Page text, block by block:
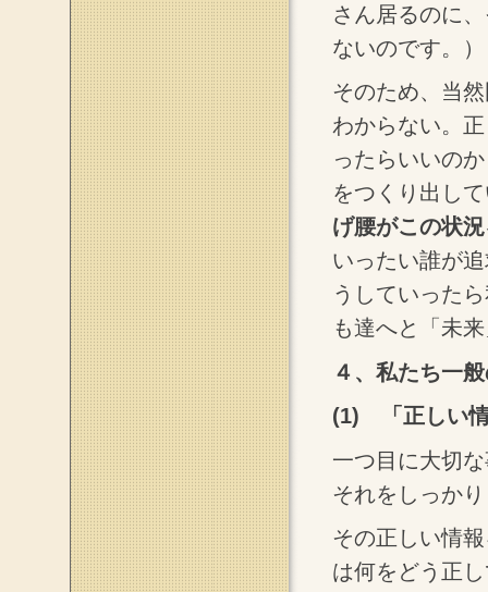
さん居るのに
ないのです。）
そのため、当
わからない。
ったらいいの
をつくり出し
げ腰がこの状
いったい誰が
うしていった
も達へと「未
４、私たち一
(1) 「正しい
一つ目に大切
それをしっか
その正しい情
は何をどう正